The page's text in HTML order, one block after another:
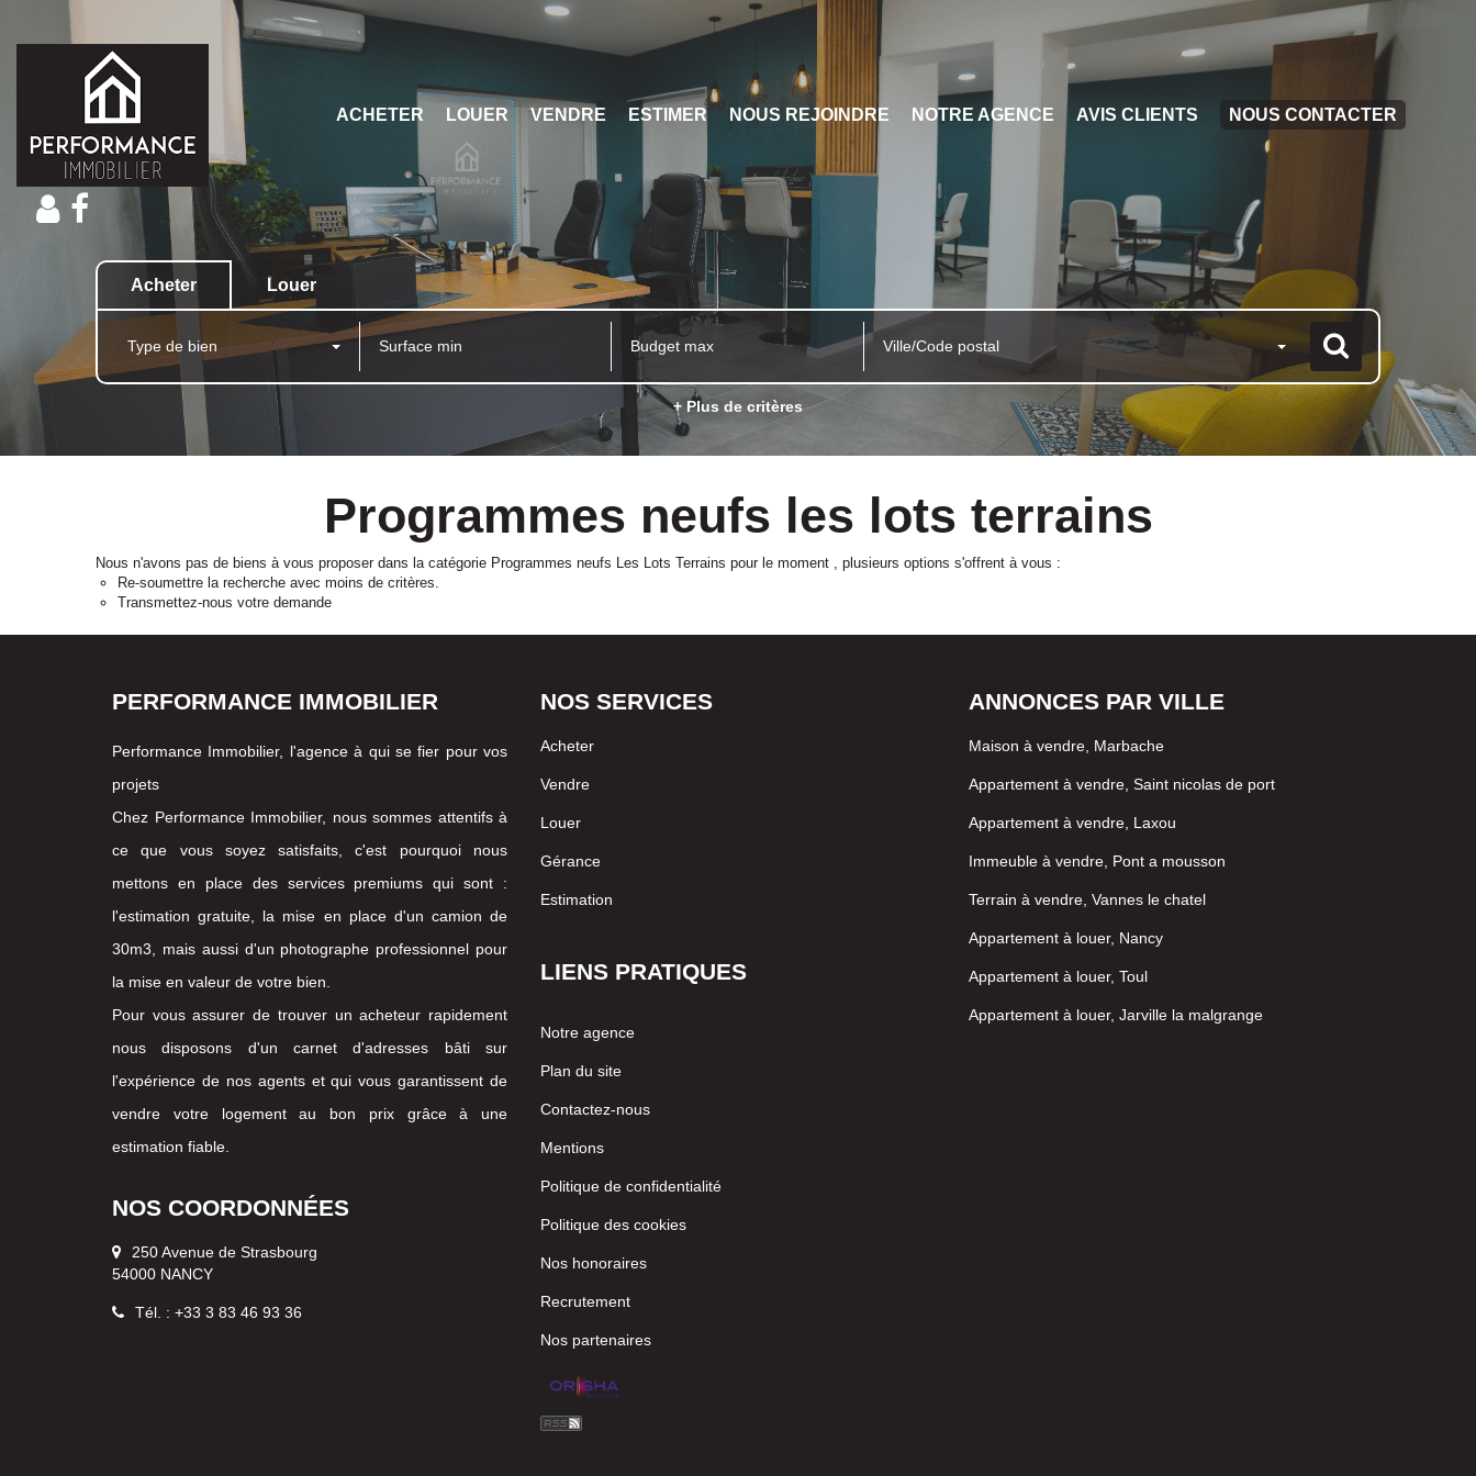
ACHETER LOUER VENDRE ESTIMER NOUS REJOINDRE NOTRE AGENCE AVIS CLIENTS NOUS CONTACTER
Acheter Louer
Type de bien Ville/Code postal
+ Plus de critères
Programmes neufs les lots terrains
Nous n'avons pas de biens à vous proposer dans la catégorie Programmes neufs Les Lots Terrains pour le moment , plusieurs options s'offrent à vous :
Re-soumettre la recherche avec moins de critères.
Transmettez-nous votre demande
PERFORMANCE IMMOBILIER
Performance Immobilier, l'agence à qui se fier pour vos
projets
Chez Performance Immobilier, nous sommes attentifs à
ce que vous soyez satisfaits, c'est pourquoi nous
mettons en place des services premiums qui sont :
l'estimation gratuite, la mise en place d'un camion de
30m3, mais aussi d'un photographe professionnel pour
la mise en valeur de votre bien.
Pour vous assurer de trouver un acheteur rapidement
nous disposons d'un carnet d'adresses bâti sur
l'expérience de nos agents et qui vous garantissent de
vendre votre logement au bon prix grâce à une
estimation fiable.
NOS COORDONNÉES
250 Avenue de Strasbourg
54000 NANCY
Tél. : +33 3 83 46 93 36
NOS SERVICES
Acheter
Vendre
Louer
Gérance
Estimation
LIENS PRATIQUES
Notre agence
Plan du site
Contactez-nous
Mentions
Politique de confidentialité
Politique des cookies
Nos honoraires
Recrutement
Nos partenaires
ANNONCES PAR VILLE
Maison à vendre, Marbache
Appartement à vendre, Saint nicolas de port
Appartement à vendre, Laxou
Immeuble à vendre, Pont a mousson
Terrain à vendre, Vannes le chatel
Appartement à louer, Nancy
Appartement à louer, Toul
Appartement à louer, Jarville la malgrange